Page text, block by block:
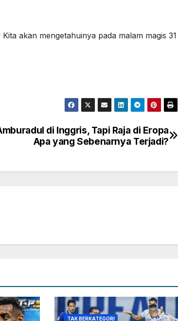
akan mengetahuinya pada malam magis 31
di Inggris, Tapi Raja di Eropa
Apa yang Sebenarnya Terjadi?
TAK BERKATEGORI